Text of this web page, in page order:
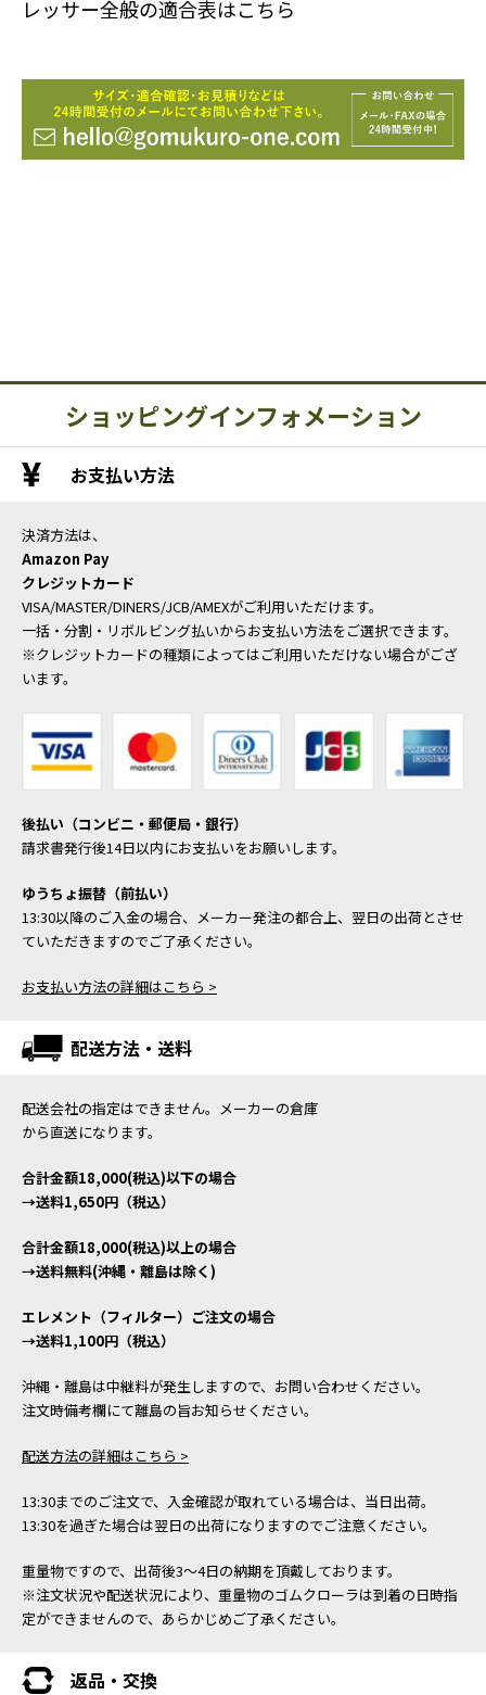
レッサー全般の適合表はこちら
ショッピングインフォメーション
お支払い方法
決済方法は、
Amazon Pay
クレジットカード
VISA/MASTER/DINERS/JCB/AMEXがご利用いただけます。
一括・分割・リボルビング払いからお支払い方法をご選択できます。
※クレジットカードの種類によってはご利用いただけない場合がござ
います。
後払い（コンビニ・郵便局・銀行）
請求書発行後14日以内にお支払いをお願いします。
ゆうちょ振替（前払い）
13:30以降のご入金の場合、メーカー発注の都合上、翌日の出荷とさせ
ていただきますのでご了承ください。
お支払い方法の詳細はこちら >
配送方法・送料
配送会社の指定はできません。メーカーの倉庫
から直送になります。
合計金額18,000(税込)以下の場合
→送料1,650円（税込）
合計金額18,000(税込)以上の場合
→送料無料(沖縄・離島は除く)
エレメント（フィルター）ご注文の場合
→送料1,100円（税込）
沖縄・離島は中継料が発生しますので、お問い合わせください。
注文時備考欄にて離島の旨お知らせください。
配送方法の詳細はこちら >
13:30までのご注文で、入金確認が取れている場合は、当日出荷。
13:30を過ぎた場合は翌日の出荷になりますのでご注意ください。
重量物ですので、出荷後3～4日の納期を頂戴しております。
※注文状況や配送状況により、重量物のゴムクローラは到着の日時指
定ができませんので、あらかじめご了承ください。
返品・交換